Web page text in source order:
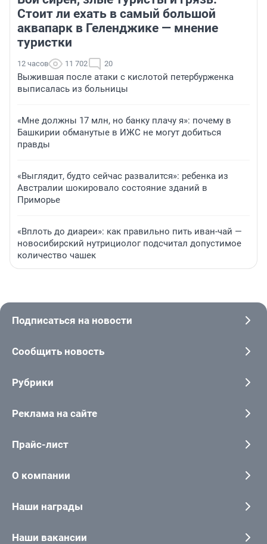
Стоит ли ехать в самый большой
аквапарк в Геленджике — мнение
туристки
12 часов 11 702 20
Выжившая после атаки с кислотой петербурженка
выписалась из больницы
«Мне должны 17 млн, но банку плачу я»: почему в
Башкирии обманутые в ИЖС не могут добиться
правды
«Выглядит, будто сейчас развалится»: ребенка из
Австралии шокировало состояние зданий в
Приморье
«Вплоть до диареи»: как правильно пить иван-чай —
новосибирский нутрициолог подсчитал допустимое
количество чашек
Подписаться на новости
Сообщить новость
Рубрики
Реклама на сайте
Прайс-лист
О компании
Наши награды
Наши вакансии